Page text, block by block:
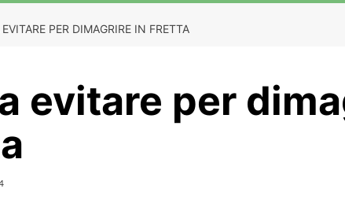
PER DIMAGRIRE IN FRETTA
evitare per